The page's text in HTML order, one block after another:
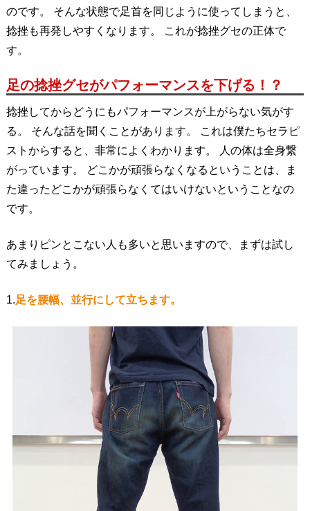
のです。 そんな状態で足首を同じように使ってしまうと、
捻挫も再発しやすくなります。 これが捻挫グセの正体で
す。
足の捻挫グセがパフォーマンスを下げる！？
捻挫してからどうにもパフォーマンスが上がらない気がす
る。 そんな話を聞くことがあります。 これは僕たちセラピ
ストからすると、非常によくわかります。 人の体は全身繋
がっています。 どこかが頑張らなくなるということは、ま
た違ったどこかが頑張らなくてはいけないということなの
です。
あまりピンとこない人も多いと思いますので、まずは試し
てみましょう。
1.足を腰幅、並行にして立ちます。